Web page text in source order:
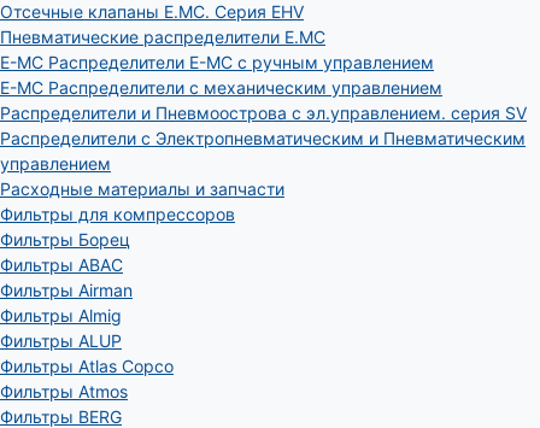
Отсечные клапаны E.MC. Серия EHV
Пневматические распределители E.MC
E-MC Распределители E-MC с ручным управлением
E-MC Распределители с механическим управлением
Распределители и Пневмоострова с эл.управлением. серия SV
Распределители с Электропневматическим и Пневматическим
управлением
Расходные материалы и запчасти
Фильтры для компрессоров
Фильтры Борец
Фильтры ABAC
Фильтры Airman
Фильтры Almig
Фильтры ALUP
Фильтры Atlas Copco
Фильтры Atmos
Фильтры BERG